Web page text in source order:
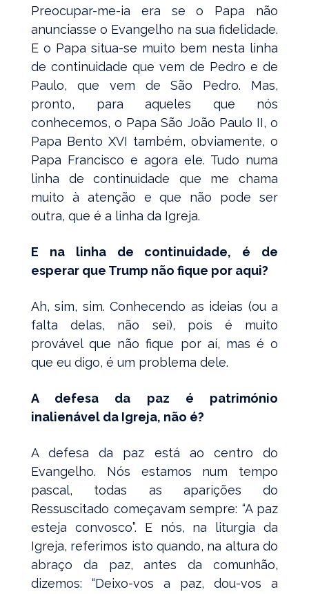
Preocupar-me-ia era se o Papa não
anunciasse o Evangelho na sua fidelidade.
E o Papa situa-se muito bem nesta linha
de continuidade que vem de Pedro e de
Paulo, que vem de São Pedro. Mas,
pronto, para aqueles que nós
conhecemos, o Papa São João Paulo II, o
Papa Bento XVI também, obviamente, o
Papa Francisco e agora ele. Tudo numa
linha de continuidade que me chama
muito à atenção e que não pode ser
outra, que é a linha da Igreja.
E na linha de continuidade, é de
esperar que Trump não fique por aqui?
Ah, sim, sim. Conhecendo as ideias (ou a
falta delas, não sei), pois é muito
provável que não fique por aí, mas é o
que eu digo, é um problema dele.
A defesa da paz é património
inalienável da Igreja, não é?
A defesa da paz está ao centro do
Evangelho. Nós estamos num tempo
pascal, todas as aparições do
Ressuscitado começavam sempre: “A paz
esteja convosco”. E nós, na liturgia da
Igreja, referimos isto quando, na altura do
abraço da paz, antes da comunhão,
dizemos: “Deixo-vos a paz, dou-vos a